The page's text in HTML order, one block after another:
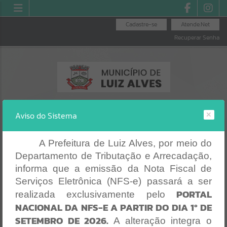
Atende.Net
Cadastre-se
Recuperar Senha
RECIBO DE
PAGAMENTO
CONSULTA DE
PROTOCOLO
EMISSÃO DE
PROTOCOLO
Aviso do Sistema
A Prefeitura de Luiz Alves, por meio do
Departamento de Tributação e Arrecadação,
informa que a emissão da Nota Fiscal de
Serviços Eletrônica (NFS-e) passará a ser
realizada exclusivamente pelo PORTAL
NACIONAL DA NFS-E A PARTIR DO DIA 1º DE
SETEMBRO DE 2026. A alteração integra o
Erro
Gerenciamento do Sistema
CÓDIGO DA MENSAGEM:EST-000040
Ocorreu um erro de script: